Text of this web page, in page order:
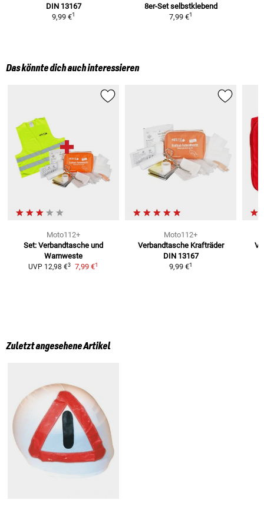
DIN 13167
9,99 €1
8er-Set selbstklebend
7,99 €1
Das könnte dich auch interessieren
Moto112+
Set: Verbandtasche und
Warnweste
UVP 12,98 €3 7,99 €1
Moto112+
Verbandtasche Krafträder
DIN 13167
9,99 €1
Zuletzt angesehene Artikel